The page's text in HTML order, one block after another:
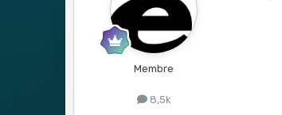
Membre
8,5k